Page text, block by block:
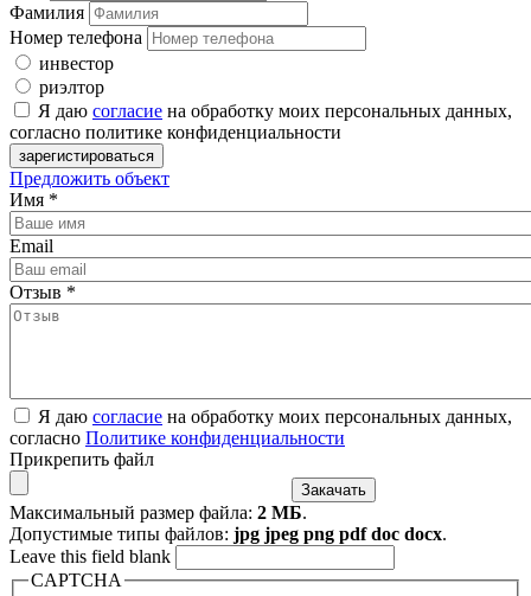
Фамилия
Номер телефона
инвестор
риэлтор
Я даю согласие на обработку моих персональных данных,
согласно политике конфиденциальности
Предложить объект
Имя *
Email
Отзыв *
Я даю согласие на обработку моих персональных данных,
согласно Политике конфиденциальности
Прикрепить файл
Максимальный размер файла: 2 МБ.
Допустимые типы файлов: jpg jpeg png pdf doc docx.
Leave this field blank
CAPTCHA